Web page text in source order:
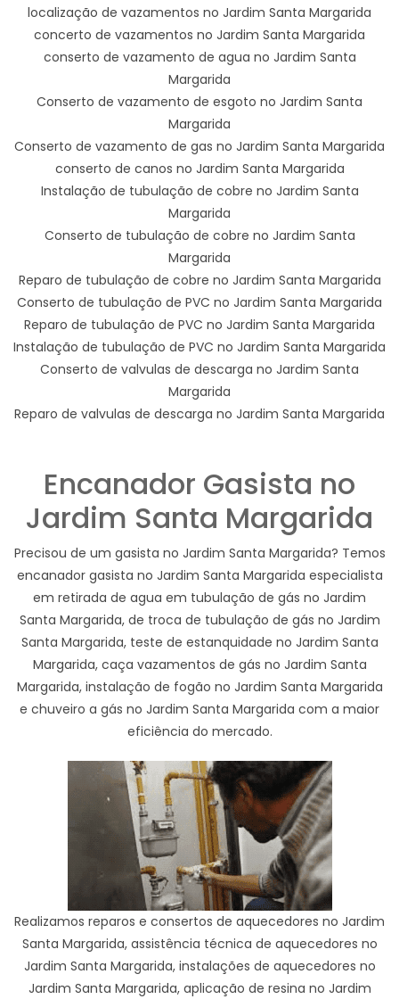
localização de vazamentos no Jardim Santa Margarida
concerto de vazamentos no Jardim Santa Margarida
conserto de vazamento de agua no Jardim Santa
Margarida
Conserto de vazamento de esgoto no Jardim Santa
Margarida
Conserto de vazamento de gas no Jardim Santa Margarida
conserto de canos no Jardim Santa Margarida
Instalação de tubulação de cobre no Jardim Santa
Margarida
Conserto de tubulação de cobre no Jardim Santa
Margarida
Reparo de tubulação de cobre no Jardim Santa Margarida
Conserto de tubulação de PVC no Jardim Santa Margarida
Reparo de tubulação de PVC no Jardim Santa Margarida
Instalação de tubulação de PVC no Jardim Santa Margarida
Conserto de valvulas de descarga no Jardim Santa
Margarida
Reparo de valvulas de descarga no Jardim Santa Margarida
Encanador Gasista no
Jardim Santa Margarida
Precisou de um gasista no Jardim Santa Margarida? Temos
encanador gasista no Jardim Santa Margarida especialista
em retirada de agua em tubulação de gás no Jardim
Santa Margarida, de troca de tubulação de gás no Jardim
Santa Margarida, teste de estanquidade no Jardim Santa
Margarida, caça vazamentos de gás no Jardim Santa
Margarida, instalação de fogão no Jardim Santa Margarida
e chuveiro a gás no Jardim Santa Margarida com a maior
eficiência do mercado.
Realizamos reparos e consertos de aquecedores no Jardim
Santa Margarida, assistência técnica de aquecedores no
Jardim Santa Margarida, instalações de aquecedores no
Jardim Santa Margarida, aplicação de resina no Jardim